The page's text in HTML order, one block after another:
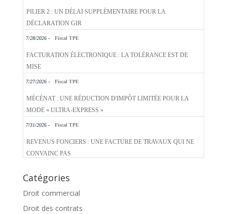
PILIER 2 : UN DÉLAI SUPPLÉMENTAIRE POUR LA
DÉCLARATION GIR
7/28/2026 - Fiscal TPE
FACTURATION ÉLECTRONIQUE : LA TOLÉRANCE EST DE
MISE
7/27/2026 - Fiscal TPE
MÉCÉNAT : UNE RÉDUCTION D'IMPÔT LIMITÉE POUR LA
MODE « ULTRA-EXPRESS »
7/31/2026 - Fiscal TPE
REVENUS FONCIERS : UNE FACTURE DE TRAVAUX QUI NE
CONVAINC PAS
Catégories
Droit commercial
Droit des contrats